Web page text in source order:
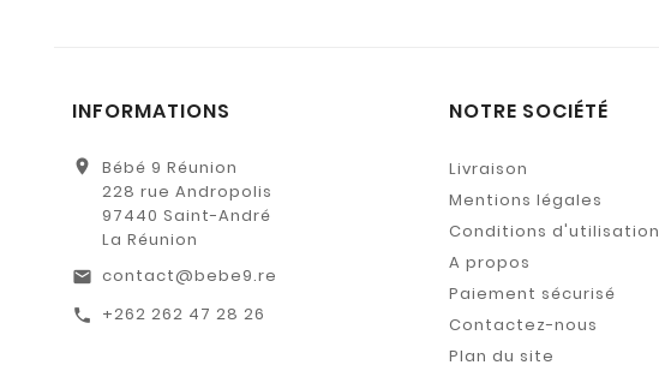
INFORMATIONS
location_on
Bébé 9 Réunion
228 rue Andropolis
97440 Saint-André
La Réunion
email contact@bebe9.re
call +262 262 47 28 26
NOTRE SOCIÉTÉ
Livraison
Mentions légales
Conditions d'utilisation
A propos
Paiement sécurisé
Contactez-nous
Plan du site